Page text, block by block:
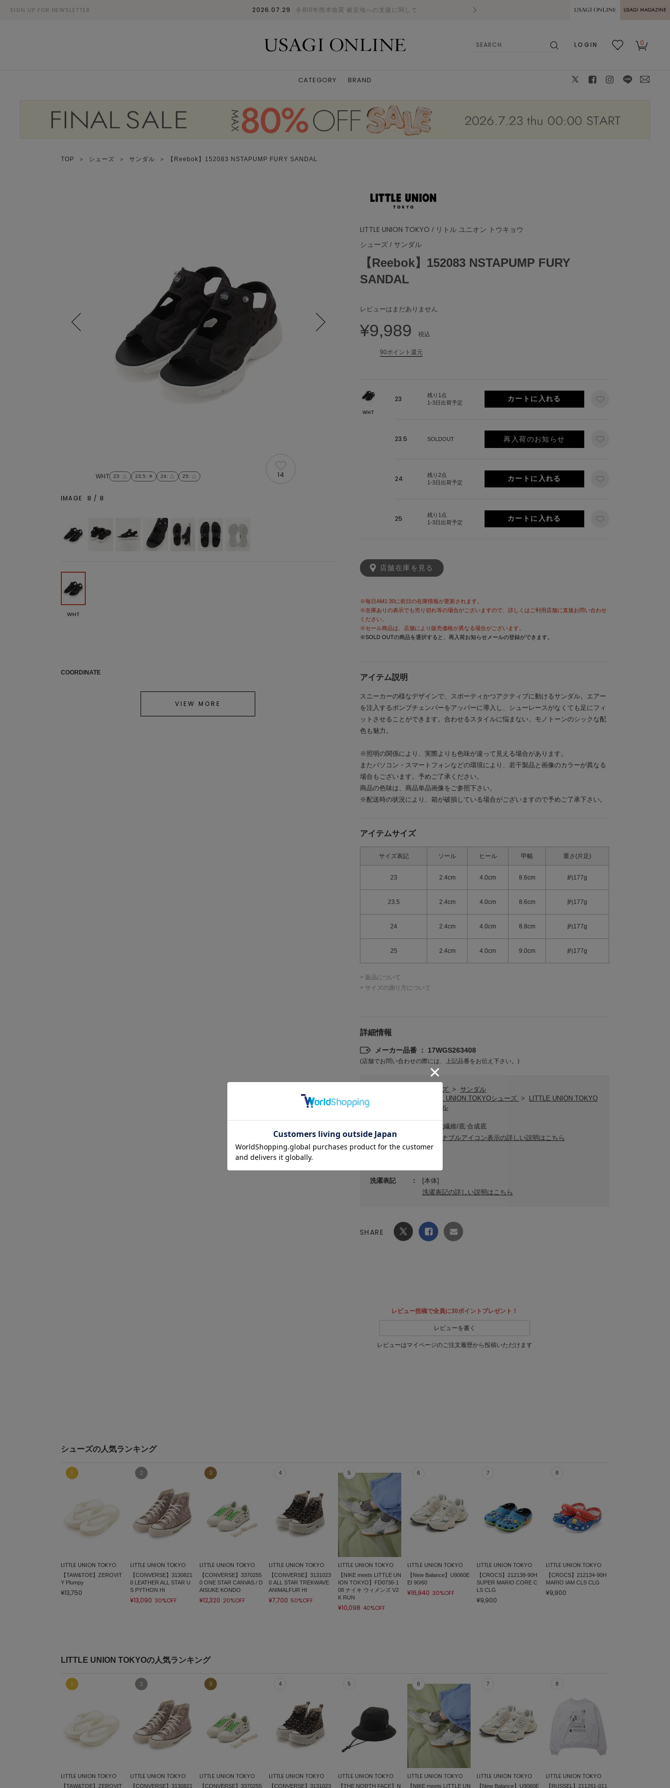
SIGN UP FOR NEWSLETTER 2026.07.29 令和8年熊本地震 被災地への支援に関して 熊本県熊本地方を震源とする地震の影響に
MAGAZINE
LOGIN
0
CATEGORY BRAND
TOP ＞ シューズ ＞ サンダル ＞ 【Reebok】152083 NSTAPUMP FURY SANDAL
LITTLE UNION TOKYO / リトル ユニオン トウキョウ
シューズ / サンダル
【Reebok】152083 NSTAPUMP FURY
SANDAL
レビューはまだありません
¥9,989 税込
90ポイント還元
WHT
23
残り1点
1-3日出荷予定
23.5 SOLDOUT 再入荷のお知らせ
24
残り2点
1-3日出荷予定
25
残り1点
1-3日出荷予定
店舗在庫を見る
※毎日AM1:30に前日の在庫情報が更新されます。
※在庫ありの表示でも売り切れ等の場合がございますので、詳しくはご利用店舗に直接お問い合わせ
ください。
※セール商品は、店舗により販売価格が異なる場合がございます。
※SOLD OUTの商品を選択すると、再入荷お知らせメールの登録ができます。
アイテム説明
スニーカーの様なデザインで、スポーティかつアクティブに動けるサンダル。エアー
を注入するポンプチェンバーをアッパーに導入し、シューレースがなくても足にフィ
ットさせることができます。合わせるスタイルに悩まない、モノトーンのシックな配
色も魅力。
※照明の関係により、実際よりも色味が違って見える場合があります。
またパソコン・スマートフォンなどの環境により、若干製品と画像のカラーが異なる
場合もございます。予めご了承ください。
商品の色味は、商品単品画像をご参照下さい。
※配送時の状況により、箱が破損している場合がございますので予めご了承下さい。
アイテムサイズ
サイズ表記 ソール ヒール 甲幅 重さ(片足)
23 2.4cm 4.0cm 8.6cm 約177g
23.5 2.4cm 4.0cm 8.6cm 約177g
24 2.4cm 4.0cm 8.8cm 約177g
25 2.4cm 4.0cm 9.0cm 約177g
> 返品について
> サイズの測り方について
詳細情報
メーカー品番 ： 17WGS263408
(店舗でお問い合わせの際には、上記品番をお伝え下さい。)
シューズ >
サンダル
LITTLE UNION TOKYOシューズ >
LITTLE UNION TOKYO
サンダル
甲:合成繊維/底:合成底
サステナブルアイコン表示の詳しい説明はこちら
洗濯表記
[本体]
洗濯表記の詳しい説明はこちら
SHARE
WHT 23: △ 23.5: ✕ 24: △ 25: △ 14
IMAGE 8 / 8
WHT
COORDINATE
VIEW MORE
レビュー投稿で全員に30ポイントプレゼント！
レビューを書く
レビューはマイページのご注文履歴から投稿いただけます
シューズの人気ランキング
LITTLE UNION TOKYO
【TAW&TOE】ZEROVIT
Y Plumpy
¥13,750
LITTLE UNION TOKYO
【CONVERSE】3130821
0 LEATHER ALL STAR U
S PYTHON HI
¥13,090 30%OFF
LITTLE UNION TOKYO
【CONVERSE】3370255
0 ONE STAR CANVAS / D
AISUKE KONDO
¥12,320 20%OFF
LITTLE UNION TOKYO
【CONVERSE】3131023
0 ALL STAR TREKWAVE
ANIMALFUR HI
¥7,700 50%OFF
LITTLE UNION TOKYO
【NIKE meets LITTLE UN
ION TOKYO】FD0736-1
08 ナイキ ウィメンズ V2
K RUN
¥10,098 40%OFF
LITTLE UNION TOKYO
【New Balance】U9060E
EI 90/60
¥16,940 30%OFF
LITTLE UNION TOKYO
【CROCS】212138-90H
SUPER MARIO CORE C
LS CLG
¥9,900
LITTLE UNION TOKYO
【CROCS】212134-90H
MARIO IAM CLS CLG
¥9,900
LITTLE UNION TOKYOの人気ランキング
LITTLE UNION TOKYO
【TAW&TOE】ZEROVIT
LITTLE UNION TOKYO
【CONVERSE】3130821
LITTLE UNION TOKYO
【CONVERSE】3370255
LITTLE UNION TOKYO
【CONVERSE】3131023
LITTLE UNION TOKYO
【THE NORTH FACE】N
LITTLE UNION TOKYO
【NIKE meets LITTLE UN
LITTLE UNION TOKYO
【New Balance】U9060E
LITTLE UNION TOKYO
【RUSSEL】211261-011